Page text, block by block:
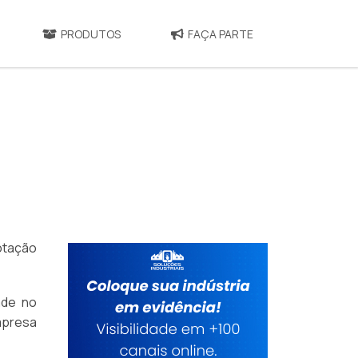
PRODUTOS FAÇA PARTE
no